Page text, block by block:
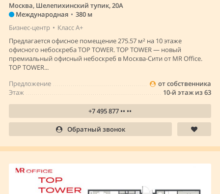
Москва, Шелепихинский тупик, 20А
Международная • 380 м
Бизнес-центр • Класс A+
Предлагается офисное помещение 275.57 м² на 10 этаже
офисного небоскреба TOP TOWER. TOP TOWER — новый
премиальный офисный небоскреб в Москва-Сити от MR Office.
TOP TOWER...
от собственника
Предложение
10-й этаж из 63
Этаж
+7 495 877 •• ••
Обратный звонок